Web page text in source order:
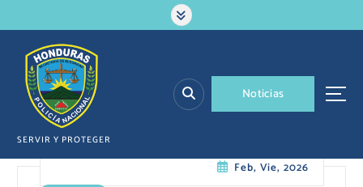
a
SERVIR Y PROTEGER
Noticias
Feb, Vie, 2026